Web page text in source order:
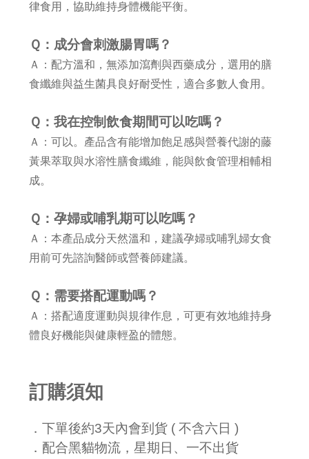
律食用，協助維持身體機能平衡。
Ｑ：成分會刺激腸胃嗎？
Ａ：配方溫和，無添加瀉劑與西藥成分，選用的膳
食纖維與益生菌具良好耐受性，適合多數人食用。
Ｑ：我在控制飲食期間可以吃嗎？
Ａ：可以。產品含有能增加飽足感與營養代謝的藤
黃果萃取與水溶性膳食纖維，能與飲食管理相輔相
成。
Ｑ：孕婦或哺乳期可以吃嗎？
Ａ：本產品成分天然溫和，建議孕婦或哺乳婦女食
用前可先諮詢醫師或營養師建議。
Ｑ：需要搭配運動嗎？
Ａ：搭配適度運動與規律作息，可更有效地維持身
體良好機能與健康輕盈的體態。
訂購須知
．下單後約3天內會到貨 ( 不含六日 )
．配合黑貓物流，星期日、一不出貨